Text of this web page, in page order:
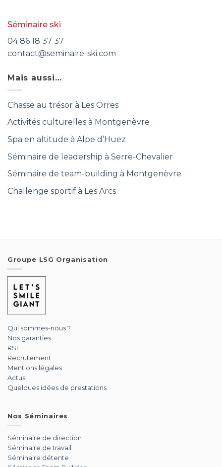
Séminaire ski
04 86 18 37 37
contact@seminaire-ski.com
Mais aussi…
Chasse au trésor à Les Orres
Activités culturelles à Montgenèvre
Spa en altitude à Alpe d’Huez
Séminaire de leadership à Serre-Chevalier
Séminaire de team-building à Montgenèvre
Challenge sportif à Les Arcs
Groupe LSG Organisation
Qui sommes-nous ?
Nos garanties
RSE
Recrutement
Mentions légales
Actus
Quelques idées de prestations
Nos Séminaires
Séminaire de direction
Séminaire de travail
Séminaire détente